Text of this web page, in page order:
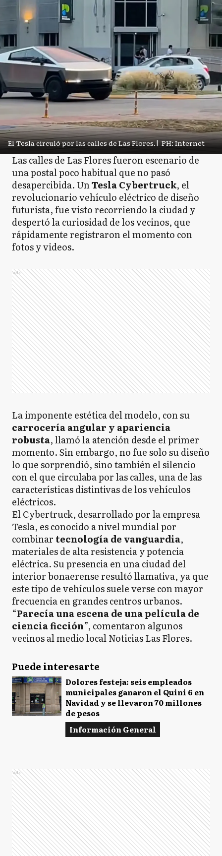
El Tesla circuló por las calles de Las Flores.| PH: Internet
Las calles de Las Flores fueron escenario de
una postal poco habitual que no pasó
desapercibida. UnTesla Cybertruck, el
revolucionario vehículo eléctrico de diseño
futurista, fue visto recorriendo la ciudad y
despertó la curiosidad de los vecinos, que
rápidamente registraron el momento con
fotos y videos.
Ads
La imponente estética del modelo, con su
carrocería angular y apariencia
robusta, llamó la atención desde el primer
momento. Sin embargo, no fue solo su diseño
lo que sorprendió, sino también el silencio
con el que circulaba por las calles, una de las
características distintivas de los vehículos
eléctricos.
El Cybertruck, desarrollado por la empresa
Tesla, es conocido a nivel mundial por
combinar tecnología de vanguardia,
materiales de alta resistencia y potencia
eléctrica. Su presencia en una ciudad del
interior bonaerense resultó llamativa, ya que
este tipo de vehículos suele verse con mayor
frecuencia en grandes centros urbanos.
“Parecía una escena de una película de
ciencia ficción”, comentaron algunos
vecinos al medio local Noticias Las Flores.
Puede interesarte
Dolores festeja: seis empleados
municipales ganaron el Quini 6 en
Navidad y se llevaron 70 millones
de pesos
Información General
Ads